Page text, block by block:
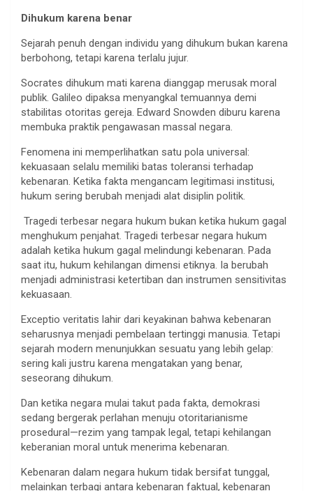
Dihukum karena benar
Sejarah penuh dengan individu yang dihukum bukan karena
berbohong, tetapi karena terlalu jujur.
Socrates dihukum mati karena dianggap merusak moral
publik. Galileo dipaksa menyangkal temuannya demi
stabilitas otoritas gereja. Edward Snowden diburu karena
membuka praktik pengawasan massal negara.
Fenomena ini memperlihatkan satu pola universal:
kekuasaan selalu memiliki batas toleransi terhadap
kebenaran. Ketika fakta mengancam legitimasi institusi,
hukum sering berubah menjadi alat disiplin politik.
Tragedi terbesar negara hukum bukan ketika hukum gagal
menghukum penjahat. Tragedi terbesar negara hukum
adalah ketika hukum gagal melindungi kebenaran. Pada
saat itu, hukum kehilangan dimensi etiknya. Ia berubah
menjadi administrasi ketertiban dan instrumen sensitivitas
kekuasaan.
Exceptio veritatis lahir dari keyakinan bahwa kebenaran
seharusnya menjadi pembelaan tertinggi manusia. Tetapi
sejarah modern menunjukkan sesuatu yang lebih gelap:
sering kali justru karena mengatakan yang benar,
seseorang dihukum.
Dan ketika negara mulai takut pada fakta, demokrasi
sedang bergerak perlahan menuju otoritarianisme
prosedural—rezim yang tampak legal, tetapi kehilangan
keberanian moral untuk menerima kebenaran.
Kebenaran dalam negara hukum tidak bersifat tunggal,
melainkan terbagi antara kebenaran faktual, kebenaran